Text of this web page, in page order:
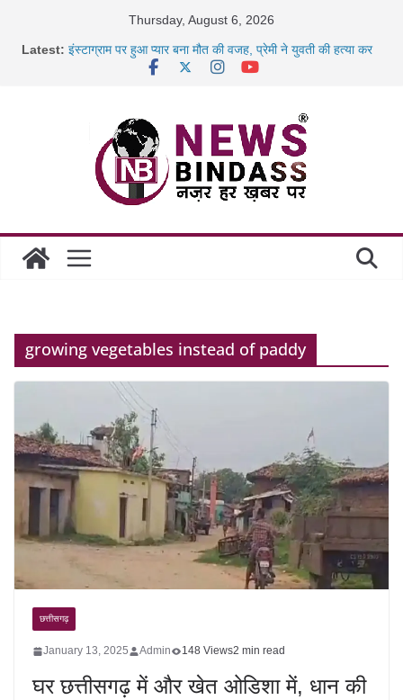
Thursday, August 6, 2026
Latest: इंस्टाग्राम पर हुआ प्यार बना मौत की वजह, प्रेमी ने युवती की हत्या कर
रायपुर स्टेशन पर 500 किलो पनीर की खेप जब्त, अमरकंटक एक्सप्रेस
निराश्रित मवेशियों को मिलेगा आश्रय, प्रदेश में बनेंगे 1460 गौधाम
growing vegetables instead of paddy
छत्तीसगढ़
January 13, 2025 Admin 148 Views2 min read
घर छत्तीसगढ़ में और खेत ओडिशा में, धान की